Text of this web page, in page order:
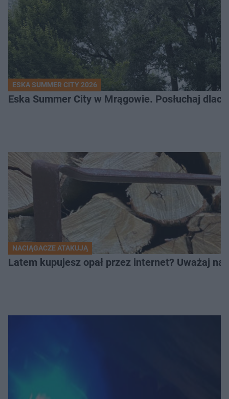
ESKA SUMMER CITY 2026
Eska Summer City w Mrągowie. Posłuchaj
NACIĄGACZE ATAKUJĄ
Latem kupujesz opał przez internet? Uważaj na